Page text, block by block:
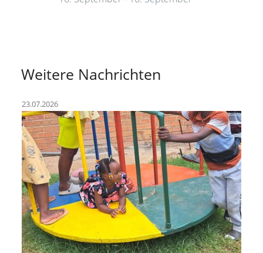
Weitere Nachrichten
23.07.2026